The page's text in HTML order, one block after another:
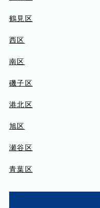
鶴見区
西区
南区
磯子区
港北区
旭区
瀬谷区
青葉区